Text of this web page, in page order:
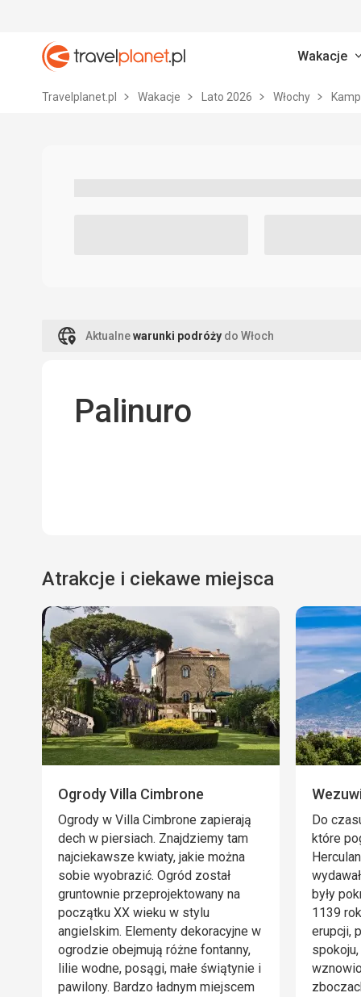
Travelplanet.pl
Wakacje
Travelplanet.pl Wakacje Lato 2026 Włochy
Aktualnewarunki podróży do Włoch
Palinuro
Atrakcje i ciekawe miejsca
Ogrody Villa Cimbrone
Ogrody w Villa Cimbrone zapierają
dech w piersiach. Znajdziemy tam
najciekawsze kwiaty, jakie można
sobie wyobrazić. Ogród został
gruntownie przeprojektowany na
początku XX wieku w stylu
angielskim. Elementy dekoracyjne w
ogrodzie obejmują różne fontanny,
lilie wodne, posągi, małe świątynie i
pawilony. Bardzo ładnym miejscem
Do
które
były
1139
erupcji,